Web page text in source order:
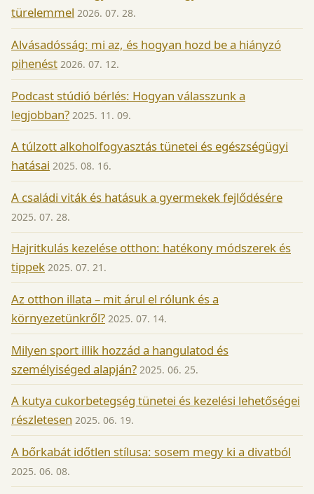
türelemmel 2026. 07. 28.
Alvásadósság: mi az, és hogyan hozd be a hiányzó
pihenést 2026. 07. 12.
Podcast stúdió bérlés: Hogyan válasszunk a
legjobban? 2025. 11. 09.
A túlzott alkoholfogyasztás tünetei és egészségügyi
hatásai 2025. 08. 16.
A családi viták és hatásuk a gyermekek fejlődésére
2025. 07. 28.
Hajritkulás kezelése otthon: hatékony módszerek és
tippek 2025. 07. 21.
Az otthon illata – mit árul el rólunk és a
környezetünkről? 2025. 07. 14.
Milyen sport illik hozzád a hangulatod és
személyiséged alapján? 2025. 06. 25.
A kutya cukorbetegség tünetei és kezelési lehetőségei
részletesen 2025. 06. 19.
A bőrkabát időtlen stílusa: sosem megy ki a divatból
2025. 06. 08.